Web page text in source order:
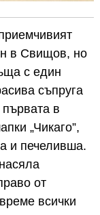
в Свищов, но
с един
съпруга
в
„Чикаго”,
и печеливша.
от
всички